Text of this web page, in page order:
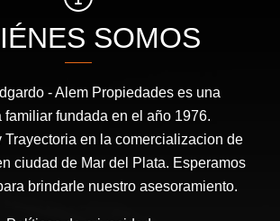
SOMOS
- Alem Propiedades es una
familiar fundada en el año 1976.
Trayectoria en la comercializacion de
ciudad de Mar del Plata. Esperamos
brindarle nuestro asesoramiento.